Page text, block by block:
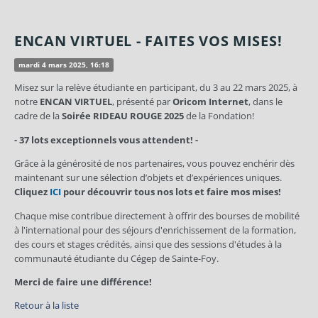
ENCAN VIRTUEL - FAITES VOS MISES!
mardi 4 mars 2025, 16:18
Misez sur la relève étudiante en participant, du 3 au 22 mars 2025, à
notre ENCAN VIRTUEL, présenté parOricom Internet, dans le
cadre de laSoirée RIDEAU ROUGE 2025de la Fondation!
- 37 lots exceptionnels vous attendent! -
Grâce à la générosité de nos partenaires, vous pouvez enchérir dès
maintenant sur une sélection d’objets et d’expériences uniques.
Cliquez ICI pour découvrir tous nos lots et faire mos mises!
Chaque mise contribue directement à offrir des bourses de mobilité
à l'international pour des séjours d'enrichissement de la formation,
des cours et stages crédités, ainsi que des sessions d'études à la
communauté étudiante du Cégep de Sainte-Foy.
Merci de faire une différence!
Retour à la liste